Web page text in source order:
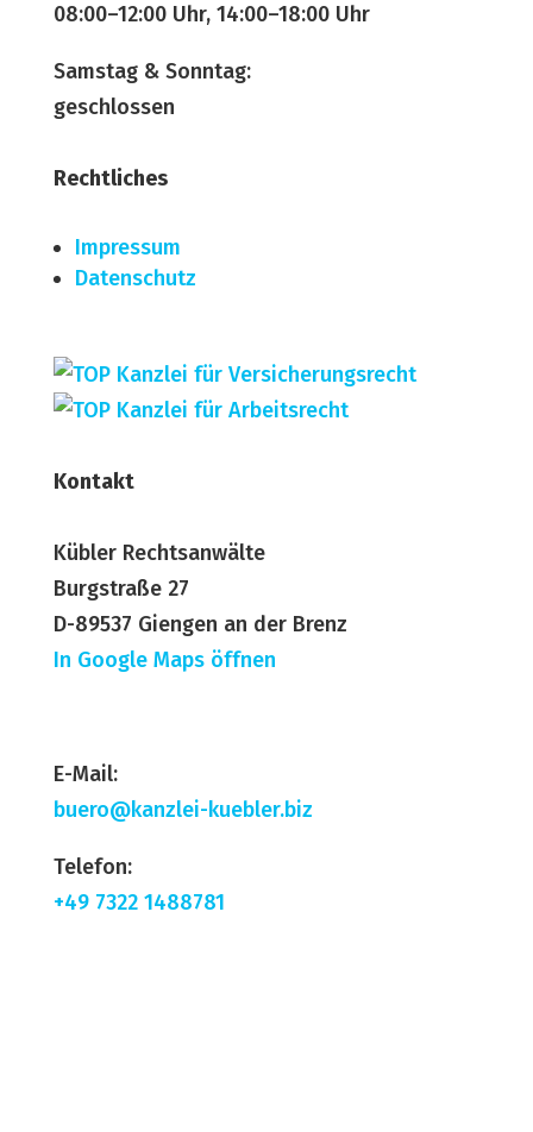
08:00–12:00 Uhr, 14:00–18:00 Uhr
Samstag & Sonntag:
geschlossen
Rechtliches
Impressum
Datenschutz
Kontakt
Kübler Rechtsanwälte
Burgstraße 27
D-89537 Giengen an der Brenz
In Google Maps öffnen
E-Mail:
buero@kanzlei-kuebler.biz
Telefon:
+49 7322 1488781